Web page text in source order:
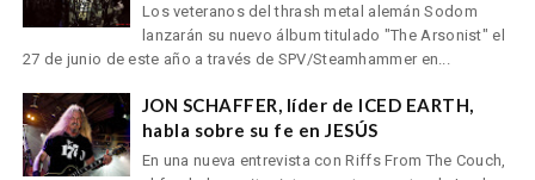
Los veteranos del thrash metal alemán Sodom
lanzarán su nuevo álbum titulado "The Arsonist" el
27 de junio de este año a través de SPV/Steamhammer en...
JON SCHAFFER, líder de ICED EARTH,
habla sobre su fe en JESÚS
En una nueva entrevista con Riffs From The Couch,